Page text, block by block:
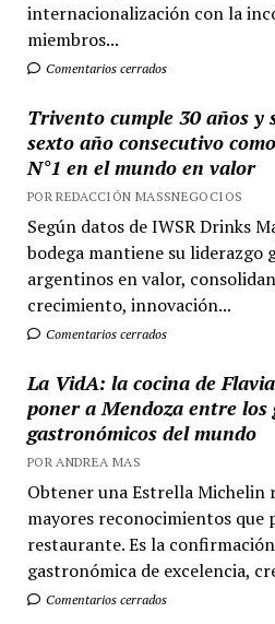
internacionalización con la
miembros...
Comentarios cerrados
Trivento cumple 30 años y
sexto año consecutivo
N°1 en el mundo en valor
POR REDACCIÓN MASSNEGOCIOS
Según datos de IWSR Drinks
bodega mantiene su liderazgo
argentinos en valor,
crecimiento, innovación...
Comentarios cerrados
La VidA: la cocina de
poner a Mendoza entre los
gastronómicos del mundo
POR ANDREA MAS
Obtener una Estrella Michelin
mayores reconocimientos que
restaurante. Es la
gastronómica de excelencia,
Comentarios cerrados